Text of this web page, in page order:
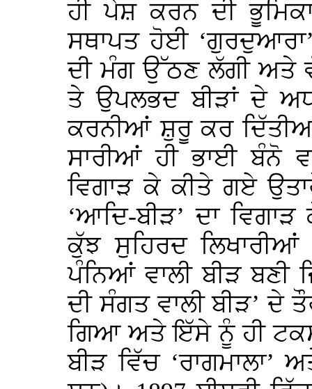
ਹੀ ਪੇਸ਼ ਕਰਨ ਦੀ
ਸਥਾਪਤ ਹੋਈ ‘ਗੁਰਦੁਆਰਾ’
ਦੀ ਮੰਗ ਉੱਠਣ ਲੱਗੀ ਅਤੇ
ਤੇ ਉਪਲਭਦ ਬੀੜਾਂ ਦੇ
ਕਰਨੀਆਂ ਸ਼ੁਰੂ ਕਰ
ਸਾਰੀਆਂ ਹੀ ਭਾਈ ਬੰਨੋ
ਵਿਗਾੜ ਕੇ ਕੀਤੇ ਗਏ
‘ਆਦਿ-ਬੀੜ’ ਦਾ
ਕੁੱਝ ਸੁਹਿਰਦ
ਪੰਨਿਆਂ ਵਾਲੀ ਬੀੜ ਬਣੀ
ਦੀ ਸੰਗਤ ਵਾਲੀ ਬੀੜ’ ਦੇ
ਗਿਆ ਅਤੇ ਇੱਸੇ ਨੂੰ ਹੀ
ਬੀੜ ਵਿੱਚ ‘ਰਾਗਮਾਲਾ’